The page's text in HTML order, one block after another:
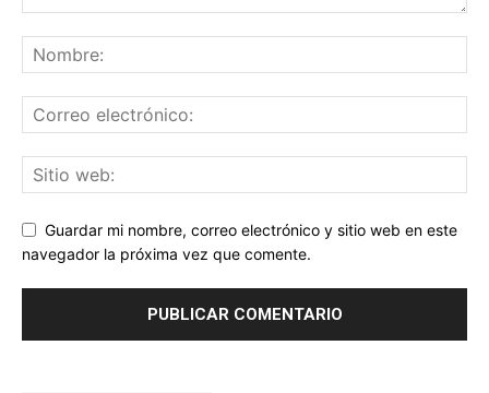
Guardar mi nombre, correo electrónico y sitio web en este
navegador la próxima vez que comente.